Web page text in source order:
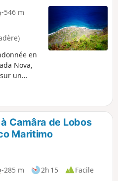
-546 m
en
Nova,
un
remontée
en 2022)
Camâra de Lobos
Maritimo
-285 m 2h 15
Facile